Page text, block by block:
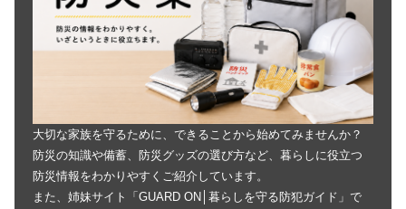
大切な家族を守るために、できることから始めてみませんか？
防災の知識や備蓄、防災グッズの選び方など、暮らしに役立つ
防災情報をわかりやすくご紹介しています。
また、姉妹サイト「GUARD ON│暮らしを守る防犯ガイド」で